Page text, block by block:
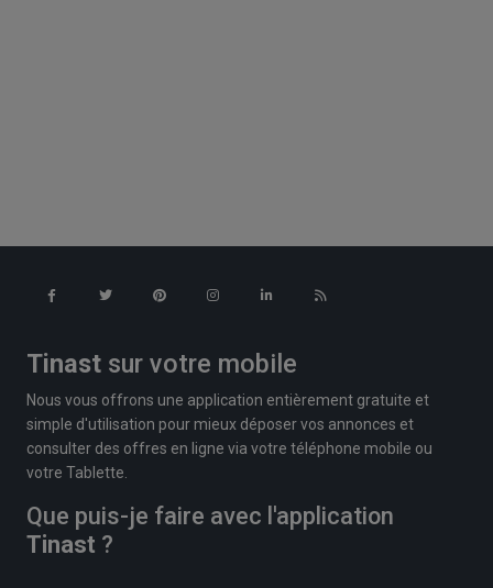
Tinast sur votre mobile
Nous vous offrons une application entièrement gratuite et
simple d'utilisation pour mieux déposer vos annonces et
consulter des offres en ligne via votre téléphone mobile ou
votre Tablette.
Que puis-je faire avec l'application
Tinast ?